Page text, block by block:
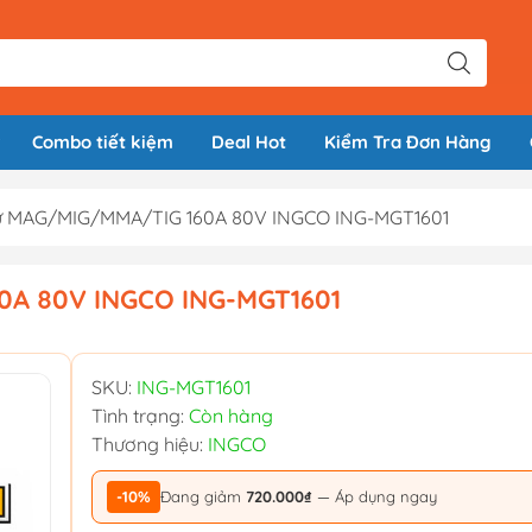
Combo tiết kiệm Deal Hot Kiểm Tra Đơn Hàng
MIG/MMA/TIG 160A 80V INGCO ING-MGT1601
80V INGCO ING-MGT1601
SKU: ING-MGT1601
Tình trạng: Còn hàng
Thương hiệu: INGCO
-10% Đang giảm 720.000₫ — Áp dụng ngay